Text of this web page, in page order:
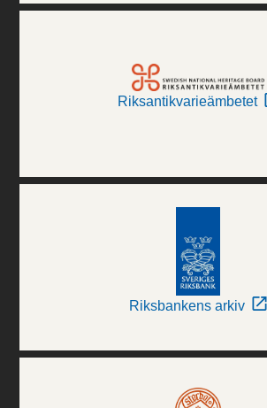
Riksantikvarieämbetet
Riksbankens arkiv